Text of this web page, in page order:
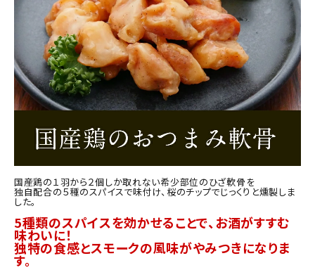
お問い合わせ
ご利用ガイド
直営店
国産鶏の１羽から２個しか取れない希少部位のひざ軟骨を
独自配合の５種のスパイスで味付け、桜のチップでじっくりと燻製しま
した。
5種類のスパイスを効かせることで、お酒がすすむ
味わいに！
独特の食感とスモークの風味がやみつきになりま
す。